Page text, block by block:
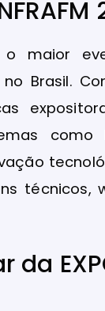
o maior
Brasil.
como
técnicos,